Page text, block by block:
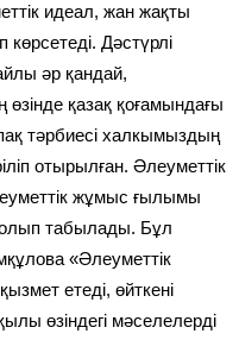
идеал, жан жақты
көрсетеді. Дәстүрлі
әр қандай,
өзінде қазақ қоғамындағы
тәрбиесі халкымыздың
отырылған. Әлеуметтік
жұмыс ғылымы
табылады. Бұл
«Әлеуметтік
етеді, өйткені
өзіндегі мәселелерді